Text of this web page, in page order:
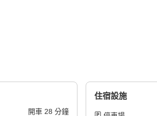
開車 28 分鐘
住宿設施